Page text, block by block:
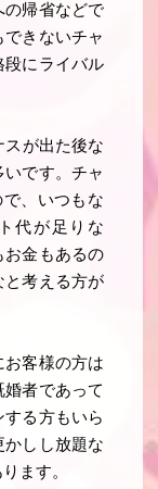
の帰省などで
きないチャ
段にライバル
スが出た後な
です。チャ
、いつもな
代が足りな
金もあるの
と考える方が
お客様の方は
者であって
る方もいら
かしし放題な
ます。